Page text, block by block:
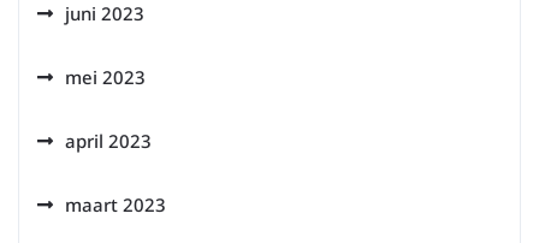
juni 2023
mei 2023
april 2023
maart 2023